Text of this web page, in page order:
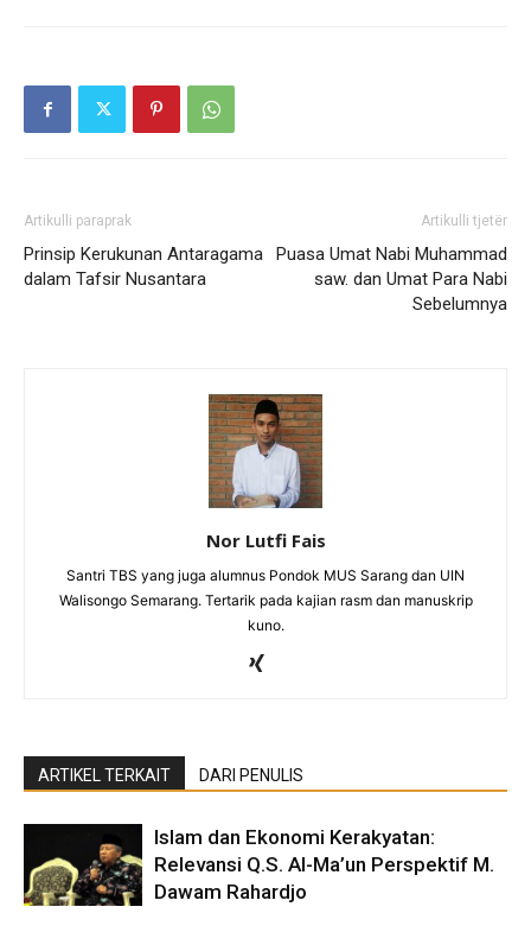
Artikulli paraprak
Prinsip Kerukunan Antaragama
dalam Tafsir Nusantara
Artikulli tjetër
Puasa Umat Nabi Muhammad
saw. dan Umat Para Nabi
Sebelumnya
Nor Lutfi Fais
Santri TBS yang juga alumnus Pondok MUS Sarang dan UIN
Walisongo Semarang. Tertarik pada kajian rasm dan manuskrip
kuno.
ARTIKEL TERKAIT DARI PENULIS
Islam dan Ekonomi Kerakyatan:
Relevansi Q.S. Al-Ma’un Perspektif M.
Dawam Rahardjo